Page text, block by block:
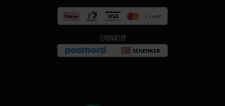
LEVERANSER